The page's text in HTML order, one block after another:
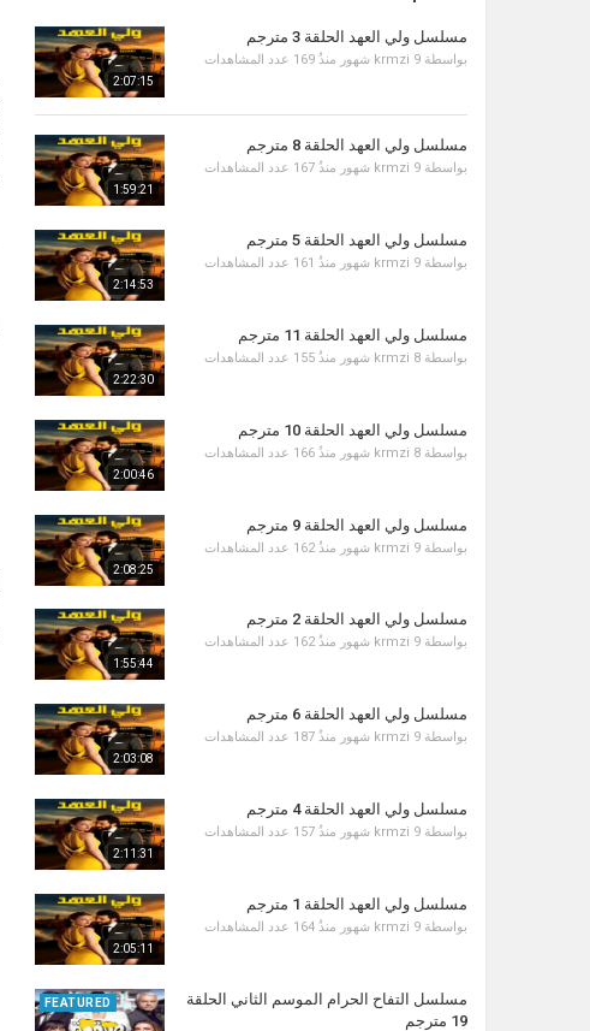
2:07:15
مسلسل ولي العهد الحلقة 3 مترجم
بواسطة krmzi 9 شهور منذُ 169 عدد المشاهدات
1:59:21
مسلسل ولي العهد الحلقة 8 مترجم
بواسطة krmzi 9 شهور منذُ 167 عدد المشاهدات
2:14:53
مسلسل ولي العهد الحلقة 5 مترجم
بواسطة krmzi 9 شهور منذُ 161 عدد المشاهدات
2:22:30
مسلسل ولي العهد الحلقة 11 مترجم
بواسطة krmzi 8 شهور منذُ 155 عدد المشاهدات
2:00:46
مسلسل ولي العهد الحلقة 10 مترجم
بواسطة krmzi 8 شهور منذُ 166 عدد المشاهدات
2:08:25
مسلسل ولي العهد الحلقة 9 مترجم
بواسطة krmzi 9 شهور منذُ 162 عدد المشاهدات
1:55:44
مسلسل ولي العهد الحلقة 2 مترجم
بواسطة krmzi 9 شهور منذُ 162 عدد المشاهدات
2:03:08
مسلسل ولي العهد الحلقة 6 مترجم
بواسطة krmzi 9 شهور منذُ 187 عدد المشاهدات
2:11:31
مسلسل ولي العهد الحلقة 4 مترجم
بواسطة krmzi 9 شهور منذُ 157 عدد المشاهدات
2:05:11
مسلسل ولي العهد الحلقة 1 مترجم
بواسطة krmzi 9 شهور منذُ 164 عدد المشاهدات
FEATURED
مسلسل التفاح الحرام الموسم الثاني الحلقة
19 مترجم